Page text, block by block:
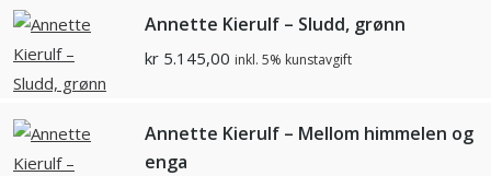
Annette Kierulf – Sludd, grønn
kr 5.145,00 inkl. 5% kunstavgift
Annette Kierulf – Mellom himmelen og
enga